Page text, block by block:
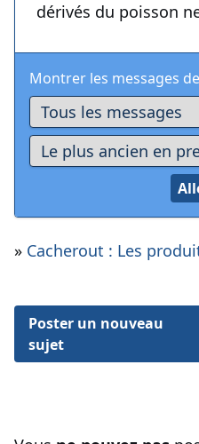
dérivés du poisson
Montrer les messages
» Cacherout : Les
Poster un nouveau
sujet